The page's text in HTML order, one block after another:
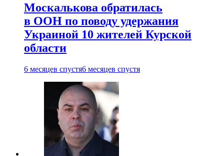
Москалькова обратилась
в ООН по поводу удержания
Украиной 10 жителей Курской
области
6 месяцев спустя6 месяцев спустя